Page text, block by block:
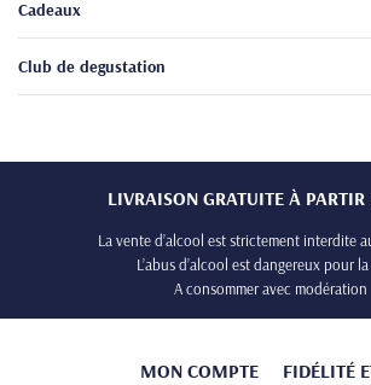
Cadeaux
Club de degustation
LIVRAISON GRATUITE À
La vente d’alcool est strictement interdite
L’abus d’alcool est dangereux pour
A consommer avec modération
MON COMPTE FIDÉLITÉ